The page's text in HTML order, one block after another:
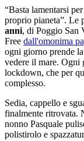
“Basta lamentarsi
proprio pianeta”. Le
anni, di Poggio San
Free dall'omonima
ogni giorno prende
vedere il mare. Ogni
lockdown, che per
complesso.
Sedia, cappello e
finalmente ritrovata.
nonno Pasquale
polistirolo e